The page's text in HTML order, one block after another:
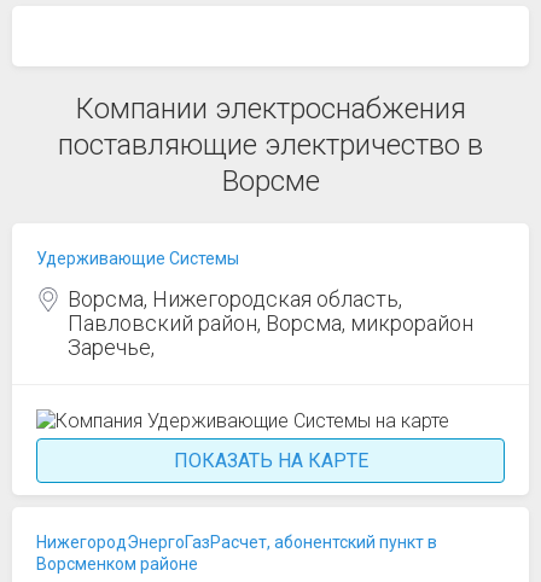
Компании электроснабжения
поставляющие электричество в
Ворсме
Удерживающие Системы
Ворсма, Нижегородская область,
Павловский район, Ворсма, микрорайон
Заречье,
ПОКАЗАТЬ НА КАРТЕ
НижегородЭнергоГазРасчет, абонентский пункт в
Ворсменком районе